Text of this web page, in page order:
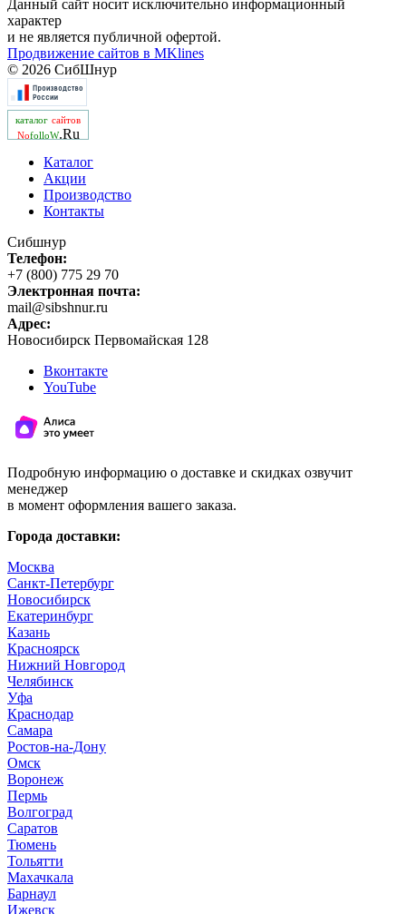
Данный сайт носит исключительно информационный
характер
и не является публичной офертой.
Продвижение сайтов в MKlines
© 2026 СибШнур
каталог сайтов
NofolloW.Ru
Каталог
Акции
Производство
Контакты
Сибшнур
Телефон:
+7 (800) 775 29 70
Электронная почта:
mail@sibshnur.ru
Адрес:
Новосибирск Первомайская 128
Вконтакте
YouTube
Подробную информацию о доставке и скидках озвучит
менеджер
в момент оформления вашего заказа.
Города доставки:
Москва
Санкт-Петербург
Новосибирск
Екатеринбург
Казань
Красноярск
Нижний Новгород
Челябинск
Уфа
Краснодар
Самара
Ростов-на-Дону
Омск
Воронеж
Пермь
Волгоград
Саратов
Тюмень
Тольятти
Махачкала
Барнаул
Ижевск